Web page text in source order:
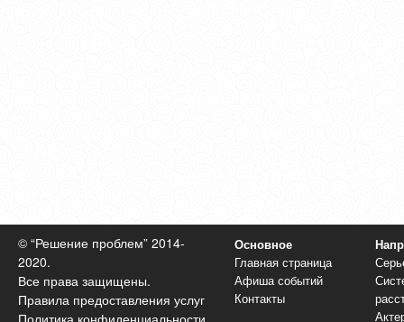
© “Решение проблем” 2014-
2020.
Все права защищены.
Правила предоставления услуг
Основное
Главная страница
Афиша событий
Контакты